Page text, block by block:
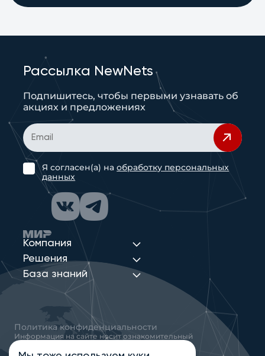
Компания
Решения
База знаний
Рассылка NewNets
Подпишитесь, чтобы первыми узнавать об
акциях и предложениях
Я согласен(а) наобработку персональных
данных
Политика конфиденциальности
Информация на сайте носит ознакомительный
характер и не является публичной офертой,
определяемой положениями статьи 437